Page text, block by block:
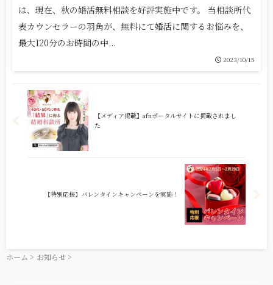
は、現在、秋の婚活無料相談を好評実施中です。 当相談所代
表カウンセラーの羽角が、無料にて婚活に関するお悩みを、
最大120分のお時間の中...
2023/10/15
【メディア掲載】afnポータルサイトに掲載されまし
た
【特別応援】バレンタインキャンペーンを実施！
ホーム > お知らせ>